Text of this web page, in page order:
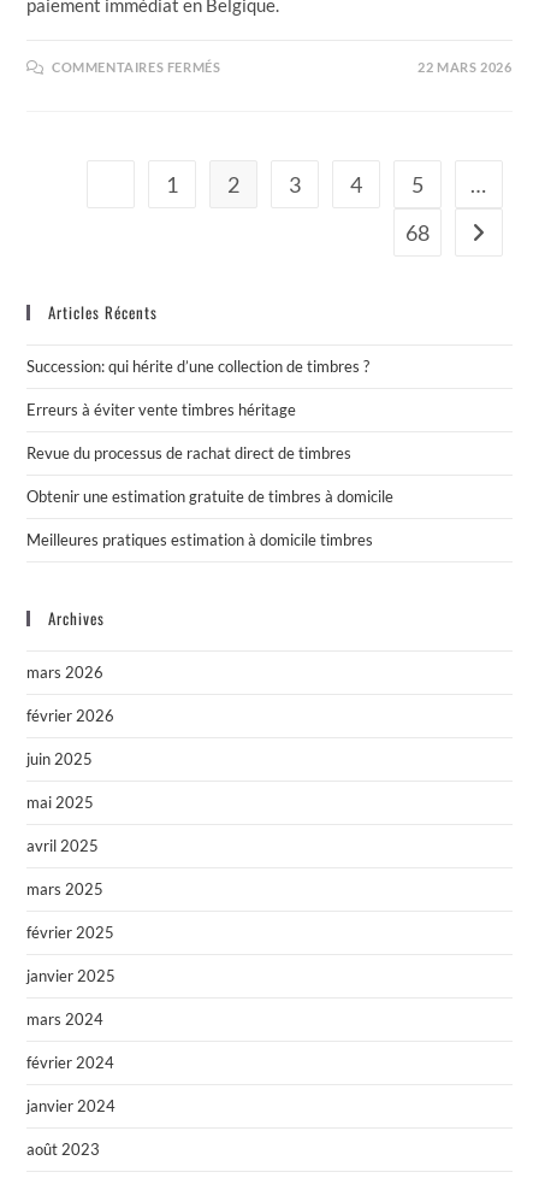
paiement immédiat en Belgique.
COMMENTAIRES FERMÉS 22 MARS 2026
1 2 3 4 5
…
68
Articles Récents
Succession: qui hérite d’une collection de timbres ?
Erreurs à éviter vente timbres héritage
Revue du processus de rachat direct de timbres
Obtenir une estimation gratuite de timbres à domicile
Meilleures pratiques estimation à domicile timbres
Archives
mars 2026
février 2026
juin 2025
mai 2025
avril 2025
mars 2025
février 2025
janvier 2025
mars 2024
février 2024
janvier 2024
août 2023